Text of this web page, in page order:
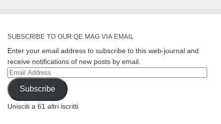
SUBSCRIBE TO OUR QE MAG VIA EMAIL
Enter your email address to subscribe to this web-journal and
receive notifications of new posts by email.
Email
Address
Subscribe
Unisciti a 61 altri iscritti